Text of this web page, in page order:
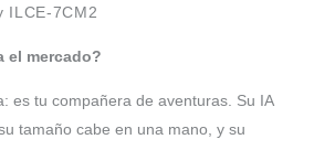
ILCE-7CM2
el mercado?
es tu compañera de aventuras. Su IA
tamaño cabe en una mano, y su